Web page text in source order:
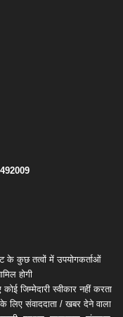
के कुछ तत्वों में उपयोगकर्ताओं
होगी
जिम्मेदारी स्वीकार नहीं करता
लिए संवाददाता / खबर देने वाला